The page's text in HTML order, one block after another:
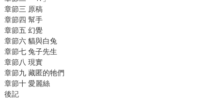
章節三 原稿
章節四 幫手
章節五 幻覺
章節六 貓與白兔
章節七 兔子先生
章節八 現實
章節九 藏匿的牠們
章節十 愛麗絲
後記